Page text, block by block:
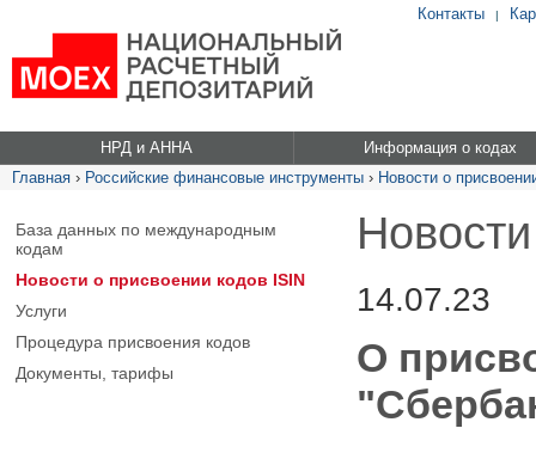
Контакты |
НРД и АННА
Информация о кодах
Главная › Российские финансовые инструменты › Новости о
База данных по международным
кодам
Новости о присвоении кодов ISIN
Услуги
Процедура присвоения кодов
Документы, тарифы
14.07.23
О